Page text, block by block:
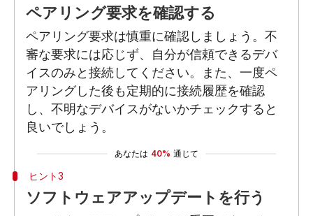
ペアリング要求を確認する
ペアリング要求は慎重に確認しましょう。不
審な要求には応じず、自分が信頼できるデバ
イスのみと接続してください。また、一度ペ
アリングした後も定期的に接続履歴を確認
し、不明なデバイスがないかチェックすると
良いでしょう。
あなたは 40% 通じて
ヒント3
ソフトウェアアップデートを行う